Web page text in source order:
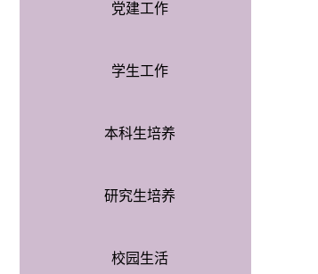
党建工作
学生工作
本科生培养
研究生培养
校园生活